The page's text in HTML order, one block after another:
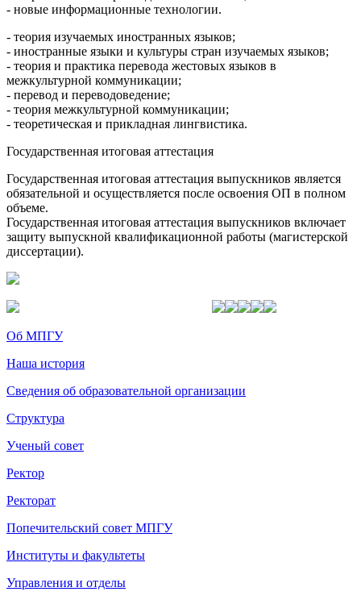
- новые информационные технологии.
- теория изучаемых иностранных языков;
- иностранные языки и культуры стран изучаемых языков;
- теория и практика перевода жестовых языков в
межкультурной коммуникации;
- перевод и переводоведение;
- теория межкультурной коммуникации;
- теоретическая и прикладная лингвистика.
Государственная итоговая аттестация
Государственная итоговая аттестация выпускников является
обязательной и осуществляется после освоения ОП в полном
объеме.
Государственная итоговая аттестация выпускников включает
защиту выпускной квалификационной работы (магистерской
диссертации).
Об МПГУ
Наша история
Сведения об образовательной организации
Структура
Ученый совет
Ректор
Ректорат
Попечительский совет МПГУ
Институты и факультеты
Управления и отделы